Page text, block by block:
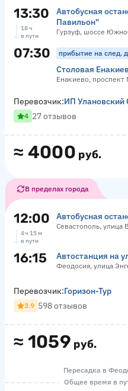
13:30
Автобусная
Павильон"
Гурзуф, шоссе
18 ч
в пути
07:30 прибытие на след.
Столовая
Енакиево, проспект
≈ 4000 руб.
Перевозчик:ИП Улановский
4 27 отзывов
В пределах города
12:00 Автобусная
Севастополь, улица
4 ч 15 м
в пути
16:15 Автостанция на
Феодосия, улица
≈ 1059 руб.
Перевозчик:Горизон-Тур
3.9 598 отзывов
Пересадка в
Общее время в